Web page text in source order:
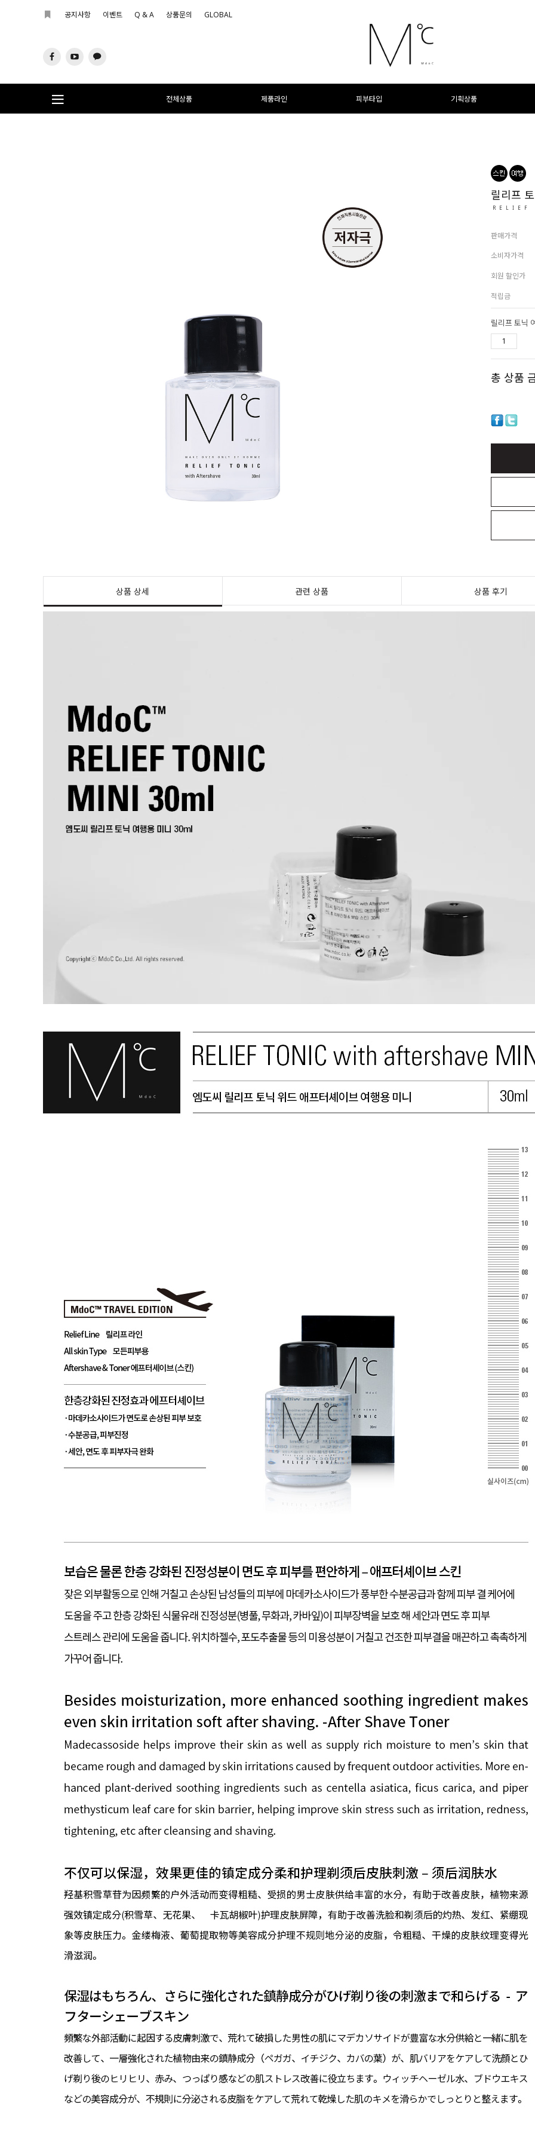
공지사항 이벤트 Q & A 상품문의 GLOBAL
전체상품 제품라인 피부타입 기획상품
릴리프
판매가격
소비자가격
회원 할인가
적립금
릴리프 토닉
총 상품
상품 상세 관련 상품 상품 후기